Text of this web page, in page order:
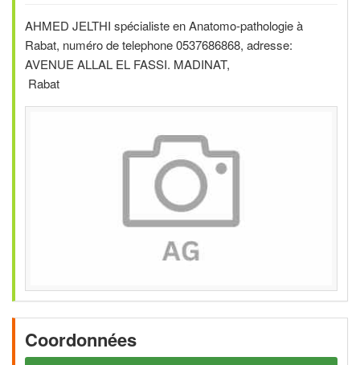
AHMED JELTHI spécialiste en Anatomo-pathologie à
Rabat, numéro de telephone 0537686868, adresse:
AVENUE ALLAL EL FASSI. MADINAT,
Rabat
Coordonnées